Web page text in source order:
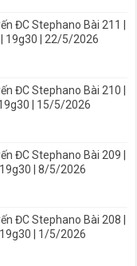
ĐC Stephano Bài 211 |
19g30 | 22/5/2026
ĐC Stephano Bài 210 |
| 15/5/2026
ĐC Stephano Bài 209 |
| 8/5/2026
ĐC Stephano Bài 208 |
| 1/5/2026